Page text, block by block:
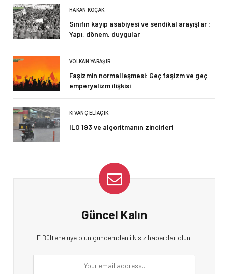
HAKAN KOÇAK
Sınıfın kayıp asabiyesi ve sendikal arayışlar :
Yapı, dönem, duygular
VOLKAN YARAŞIR
Faşizmin normalleşmesi: Geç faşizm ve geç
emperyalizm ilişkisi
KIVANÇ ELIAÇIK
ILO 193 ve algoritmanın zincirleri
Güncel Kalın
E Bültene üye olun gündemden ilk siz haberdar olun.